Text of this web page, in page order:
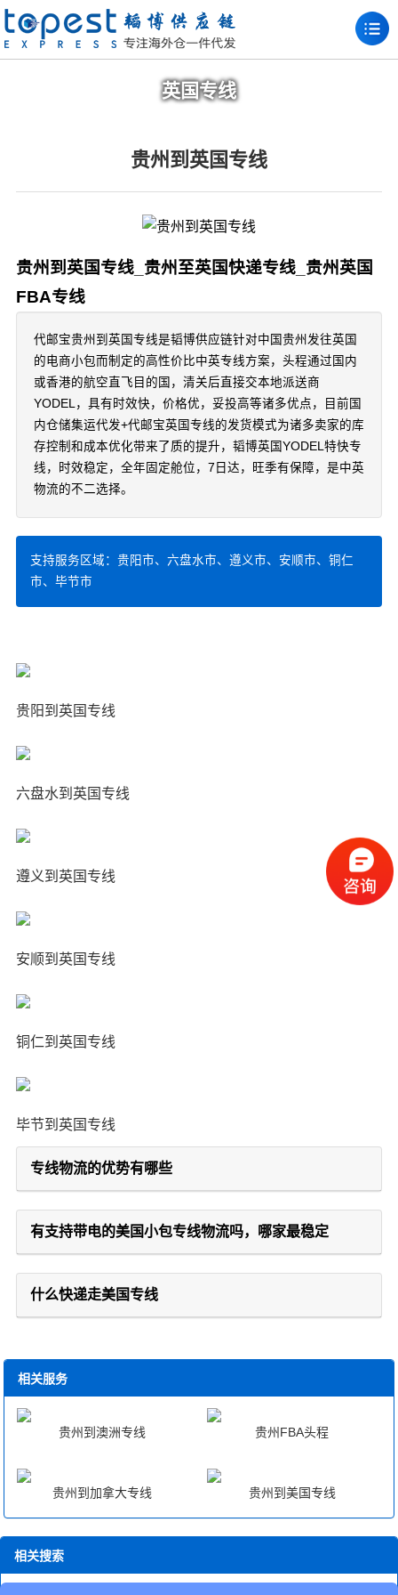
英国专线
贵州到英国专线
贵州到英国专线_贵州至英国快递专线_贵州英国
FBA专线
代邮宝贵州到英国专线是韬博供应链针对中国贵州发往英国
的电商小包而制定的高性价比中英专线方案，头程通过国内
或香港的航空直飞目的国，清关后直接交本地派送商
YODEL，具有时效快，价格优，妥投高等诸多优点，目前国
内仓储集运代发+代邮宝英国专线的发货模式为诸多卖家的库
存控制和成本优化带来了质的提升，韬博英国YODEL特快专
线，时效稳定，全年固定舱位，7日达，旺季有保障，是中英
物流的不二选择。
支持服务区域：贵阳市、六盘水市、遵义市、安顺市、铜仁
市、毕节市
贵阳到英国专线
六盘水到英国专线
遵义到英国专线
安顺到英国专线
铜仁到英国专线
毕节到英国专线
专线物流的优势有哪些
有支持带电的美国小包专线物流吗，哪家最稳定
什么快递走美国专线
相关服务
贵州到澳洲专线 贵州FBA头程
贵州到加拿大专线 贵州到美国专线
相关搜索